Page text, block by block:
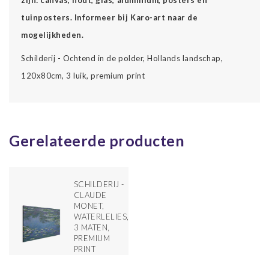
tuinposters. Informeer bij Karo-art naar de
mogelijkheden.
Schilderij - Ochtend in de polder, Hollands landschap,
120x80cm, 3 luik, premium print
Gerelateerde producten
SCHILDERIJ -
CLAUDE
MONET,
WATERLELIES,
3 MATEN,
PREMIUM
PRINT